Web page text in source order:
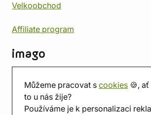
Můžeme pracovat s cookies 🍪,
to u nás žije?
Používáme je k personalizaci
Velkoobchod
Affiliate program
imago
Prodejna
Herna
O nás